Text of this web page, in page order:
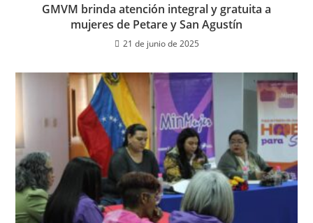
GMVM brinda atención integral y gratuita a
mujeres de Petare y San Agustín
21 de junio de 2025